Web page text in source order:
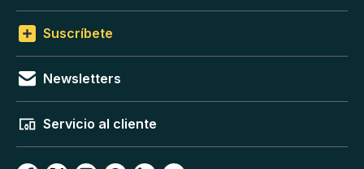
Suscríbete
Newsletters
Servicio al cliente